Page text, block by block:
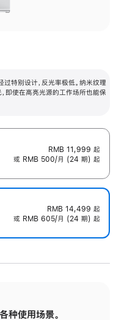
过特别设计，反光率极低。纳米纹理
即使在高亮光源的工作场所也能保
RMB 11,999 起
或 RMB 500/月 (24 期) 起
RMB 14,499 起
或 RMB 605/月 (24 期) 起
种使用场景。